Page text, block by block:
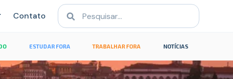
Contato
ESTUDAR FORA TRABALHAR FORA NOTÍCIAS